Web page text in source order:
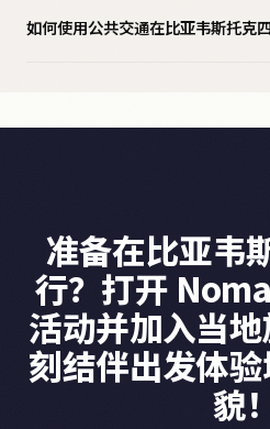
如何使用公共交通在比亚韦斯托克
准备在比亚韦
行？打开
活动并加入当
刻结伴出发体
貌！